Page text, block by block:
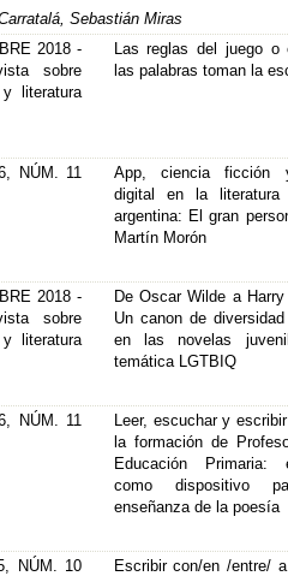
Sebastián Miras
2018 -
sobre
literatura
Las reglas del juego o
las palabras toman la
NÚM. 11
App, ciencia ficción
digital en la literatura
argentina: El gran
Martín Morón
2018 -
sobre
literatura
De Oscar Wilde a
Un canon de
en las novelas
temática LGTBIQ
NÚM. 11
Leer, escuchar y
la formación de
Educación
como dispositivo
enseñanza de la poesía
NÚM. 10
Escribir con/en /entre/